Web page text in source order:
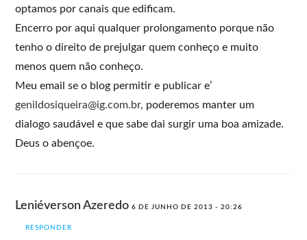
optamos por canais que edificam.
Encerro por aqui qualquer prolongamento porque não
tenho o direito de prejulgar quem conheço e muito
menos quem não conheço.
Meu email se o blog permitir e publicar e’
genildosiqueira@ig.com.br, poderemos manter um
dialogo saudável e que sabe dai surgir uma boa amizade.
Deus o abençoe.
Leniéverson Azeredo 6 DE JUNHO DE 2013 - 20:26
RESPONDER